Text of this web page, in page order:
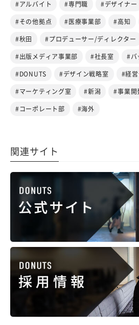
#アルバイト #専門職 #デザイナー
#その他拠点 #医療事業部 #高知
#秋田 #プロデューサー/ディレクター
#出版メディア事業部 #社長室 #バ
#DONUTS #デザイン戦略室 #経
#マーケティング室 #新潟 #事業開
#コーポレート部 #海外
関連サイト